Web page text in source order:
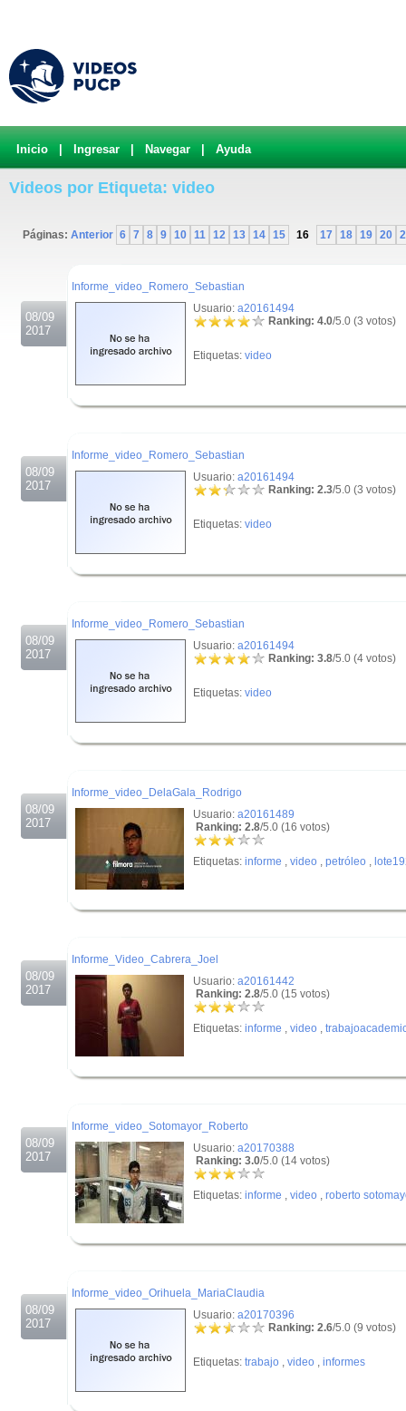
Inicio Ingresar Navegar Ayuda
Videos por Etiqueta: video
Páginas: Anterior 6 7 8 9 10 11 12 13 14 15 16 17 18 19 20
08/09
2017
Informe_video_Romero_Sebastian
Usuario: a20161494
Ranking: 4.0/5.0 (3 votos)
Etiquetas: video
08/09
2017
Informe_video_Romero_Sebastian
Usuario: a20161494
Ranking: 2.3/5.0 (3 votos)
Etiquetas: video
08/09
2017
Informe_video_Romero_Sebastian
Usuario: a20161494
Ranking: 3.8/5.0 (4 votos)
Etiquetas: video
08/09
2017
Informe_video_DelaGala_Rodrigo
Usuario: a20161489
Ranking: 2.8/5.0 (16 votos)
Etiquetas: informe , video , petróleo ,
08/09
2017
Informe_Video_Cabrera_Joel
Usuario: a20161442
Ranking: 2.8/5.0 (15 votos)
Etiquetas: informe , video ,
08/09
2017
Informe_video_Sotomayor_Roberto
Usuario: a20170388
Ranking: 3.0/5.0 (14 votos)
Etiquetas: informe , video , roberto
08/09
2017
Informe_video_Orihuela_MariaClaudia
Usuario: a20170396
Ranking: 2.6/5.0 (9 votos)
Etiquetas: trabajo , video , informes